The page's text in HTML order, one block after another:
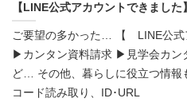
【LINE公式アカウントできました】
ご要望の多かった… 【 LINE公式
▶カンタン資料請求 ▶見学会カン
ど… その他、暮らしに役立つ情報
コード読み取り、ID･URL